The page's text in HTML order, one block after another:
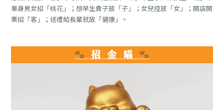
單身男女招「桃花」；想早生貴子放「子」；女兒控放「女」；開店開
業招「客」；送禮給長輩就放「健康」。